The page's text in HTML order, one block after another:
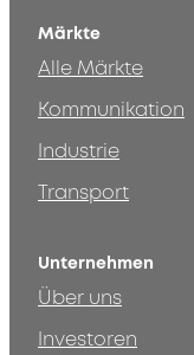
Märkte
Alle Märkte
Kommunikation
Industrie
Transport
Unternehmen
Über uns
Investoren